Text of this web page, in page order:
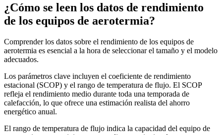
¿Cómo se leen los datos de rendimiento
de los equipos de aerotermia?
Comprender los datos sobre el rendimiento de los equipos de
aerotermia es esencial a la hora de seleccionar el tamaño y el modelo
adecuados.
Los parámetros clave incluyen el coeficiente de rendimiento
estacional (SCOP) y el rango de temperatura de flujo. El SCOP
refleja el rendimiento medio durante toda una temporada de
calefacción, lo que ofrece una estimación realista del ahorro
energético anual.
El rango de temperatura de flujo indica la capacidad del equipo de